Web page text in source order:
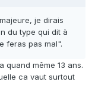
je dirais
du type qui dit à
feras pas mal".
quand même 13 ans.
ca vaut surtout